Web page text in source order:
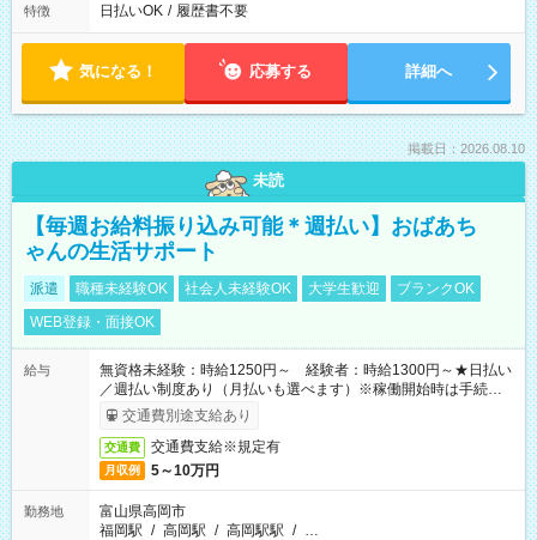
特徴 日払いOK / 履歴書不要
気になる！ 応募する 詳細へ
掲載日：2026.08.10
未読
【毎週お給料振り込み可能＊週払い】おばあち
ゃんの生活サポート
派遣 職種未経験OK 社会人未経験OK 大学生歓迎
ブランクOK
WEB登録・面接OK
給与
無資格未経験：時給1250円～ 経験者：時給1300円～★日払い
／週払い制度あり（月払いも選べます）※稼働開始時は手続き完
了次第のお支払いとなります。
交通費別途支給あり
交通費 交通費支給※規定有
月収例 5～10万円
勤務地
富山県高岡市
福岡駅 / 高岡駅 / 高岡駅駅 / …